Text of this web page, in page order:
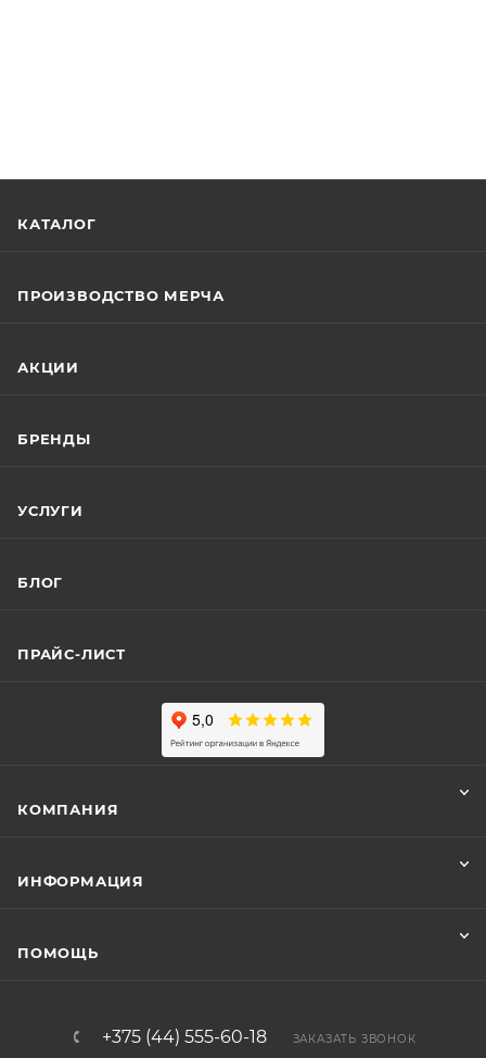
КАТАЛОГ
ПРОИЗВОДСТВО МЕРЧА
АКЦИИ
БРЕНДЫ
УСЛУГИ
БЛОГ
ПРАЙС-ЛИСТ
КОМПАНИЯ
ИНФОРМАЦИЯ
ПОМОЩЬ
+375 (44) 555-60-18 ЗАКАЗАТЬ ЗВОНОК